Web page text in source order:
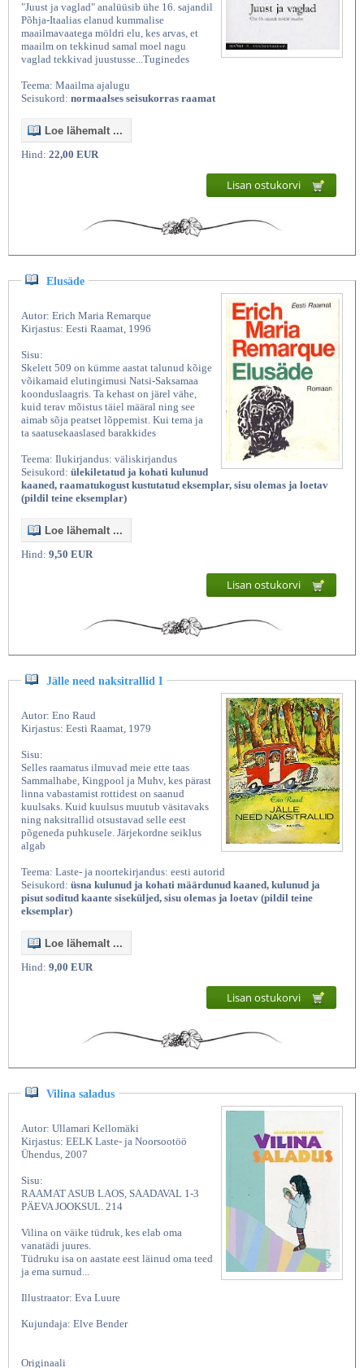
"Juust ja vaglad" analüüsib ühe 16. sajandil
Põhja-Itaalias elanud kummalise
maailmavaatega möldri elu, kes arvas, et
maailm on tekkinud samal moel nagu
vaglad tekkivad juustusse...Tuginedes
Teema: Maailma ajalugu
Seisukord: normaalses seisukorras raamat
Loe lähemalt ...
Hind: 22,00 EUR
Lisan ostukorvi
Elusäde
Autor: Erich Maria Remarque
Kirjastus: Eesti Raamat, 1996
Sisu:
Skelett 509 on kümme aastat talunud kõige
võikamaid elutingimusi Natsi-Saksamaa
koonduslaagris. Ta kehast on järel vähe,
kuid terav mõistus täiel määral ning see
aimab sõja peatset lõppemist. Kui tema ja
ta saatusekaaslased barakkides
Teema: Ilukirjandus: väliskirjandus
Seisukord: ülekiletatud ja kohati kulunud
kaaned, raamatukogust kustutatud eksemplar, sisu olemas ja loetav
(pildil teine eksemplar)
Loe lähemalt ...
Hind: 9,50 EUR
Lisan ostukorvi
Jälle need naksitrallid I
Autor: Eno Raud
Kirjastus: Eesti Raamat, 1979
Sisu:
Selles raamatus ilmuvad meie ette taas
Sammalhabe, Kingpool ja Muhv, kes pärast
linna vabastamist rottidest on saanud
kuulsaks. Kuid kuulsus muutub väsitavaks
ning naksitrallid otsustavad selle eest
põgeneda puhkusele. Järjekordne seiklus
algab
Teema: Laste- ja noortekirjandus: eesti autorid
Seisukord: üsna kulunud ja kohati määrdunud kaaned, kulunud ja
pisut soditud kaante siseküljed, sisu olemas ja loetav (pildil teine
eksemplar)
Loe lähemalt ...
Hind: 9,00 EUR
Lisan ostukorvi
Vilina saladus
Autor: Ullamari Kellomäki
Kirjastus: EELK Laste- ja Noorsootöö
Ühendus, 2007
Sisu:
RAAMAT ASUB LAOS, SAADAVAL 1-3
PÄEVA JOOKSUL. 214
Vilina on väike tüdruk, kes elab oma
vanatädi juures.
Tüdruku isa on aastate eest läinud oma teed
ja ema surnud...
Illustraator: Eva Luure
Kujundaja: Elve Bender
Originaali